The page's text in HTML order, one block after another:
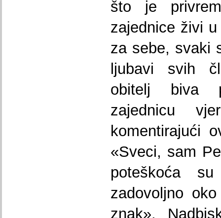
što je
zajednice živi
za sebe, svaki
ljubavi svih
obitelj biva
zajednicu
komentirajući
«Sveci, sam
poteškoća
zadovoljno
znak».